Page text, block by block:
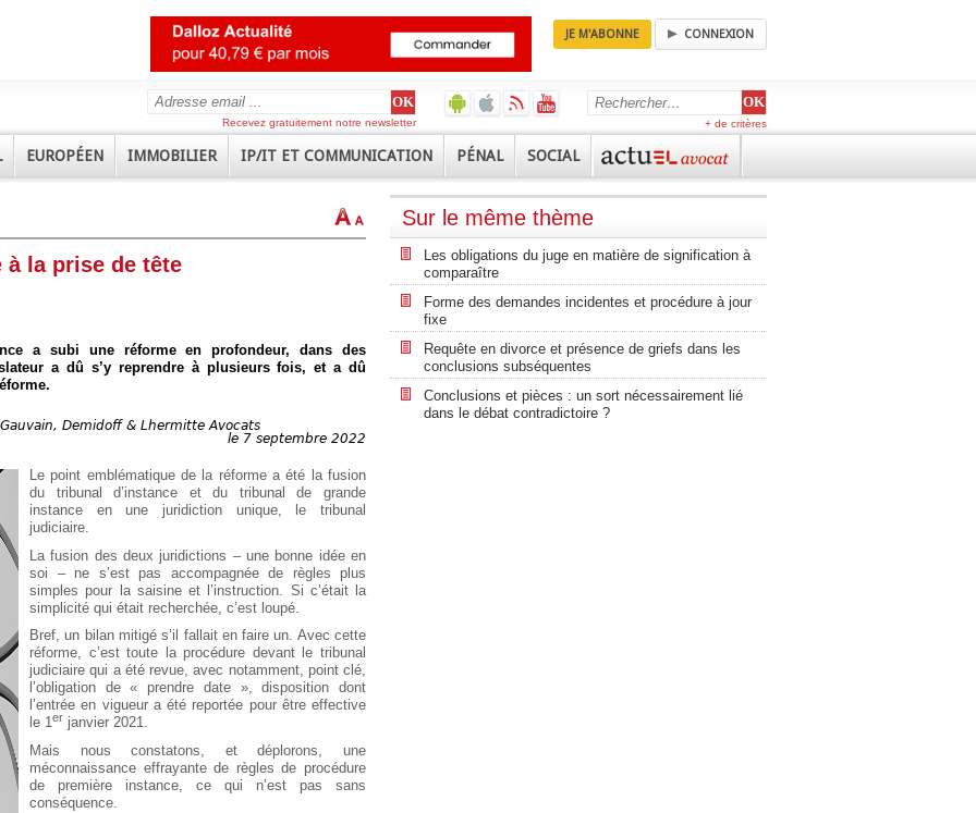
JE M'ABONNE CONNEXION
+ de critères
Recevez gratuitement notre newsletter
EUROPÉEN IMMOBILIER IP/IT ET COMMUNICATION PÉNAL SOCIAL
à la prise de tête
a subi une réforme en profondeur, dans des
a dû s’y reprendre à plusieurs fois, et a dû
Demidoff & Lhermitte Avocats
le 7 septembre 2022
Le point emblématique de la réforme a été la fusion
du tribunal d’instance et du tribunal de grande
instance en une juridiction unique, le tribunal
judiciaire.
La fusion des deux juridictions – une bonne idée en
soi – ne s’est pas accompagnée de règles plus
simples pour la saisine et l’instruction. Si c’était la
simplicité qui était recherchée, c’est loupé.
Bref, un bilan mitigé s’il fallait en faire un. Avec cette
réforme, c’est toute la procédure devant le tribunal
judiciaire qui a été revue, avec notamment, point clé,
l’obligation de « prendre date », disposition dont
l’entrée en vigueur a été reportée pour être effective
le 1er janvier 2021.
Mais nous constatons, et déplorons, une
méconnaissance effrayante de règles de procédure
de première instance, ce qui n’est pas sans
conséquence.
Sur le même thème
Les obligations du juge en matière de signification à
comparaître
Forme des demandes incidentes et procédure à jour
fixe
Requête en divorce et présence de griefs dans les
conclusions subséquentes
Conclusions et pièces : un sort nécessairement lié
dans le débat contradictoire ?